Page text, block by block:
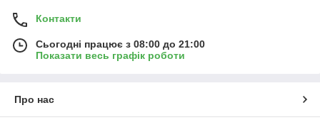
Контакти
Сьогодні працює з 08:00 до 21:00
Показати весь графік роботи
Про нас